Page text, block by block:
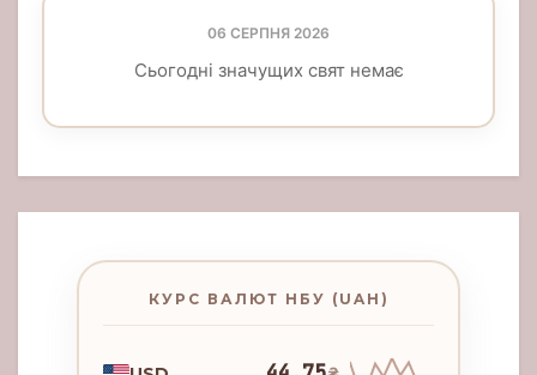
06 СЕРПНЯ 2026
Сьогодні значущих свят немає
КУРС ВАЛЮТ НБУ (UAH)